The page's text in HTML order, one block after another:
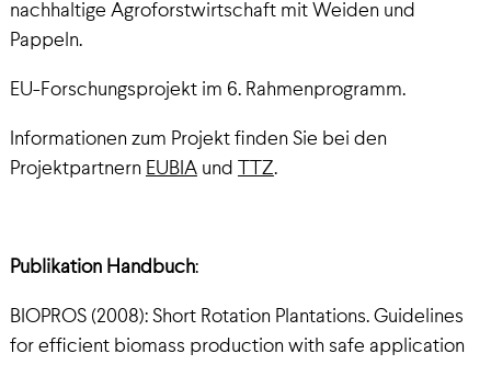
nachhaltige Agroforstwirtschaft mit Weiden und
Pappeln.
EU-Forschungsprojekt im 6. Rahmenprogramm.
Informationen zum Projekt finden Sie bei den
Projektpartnern EUBIAund TTZ.
Publikation Handbuch:
BIOPROS (2008): Short Rotation Plantations. Guidelines
for efficient biomass production with safe application